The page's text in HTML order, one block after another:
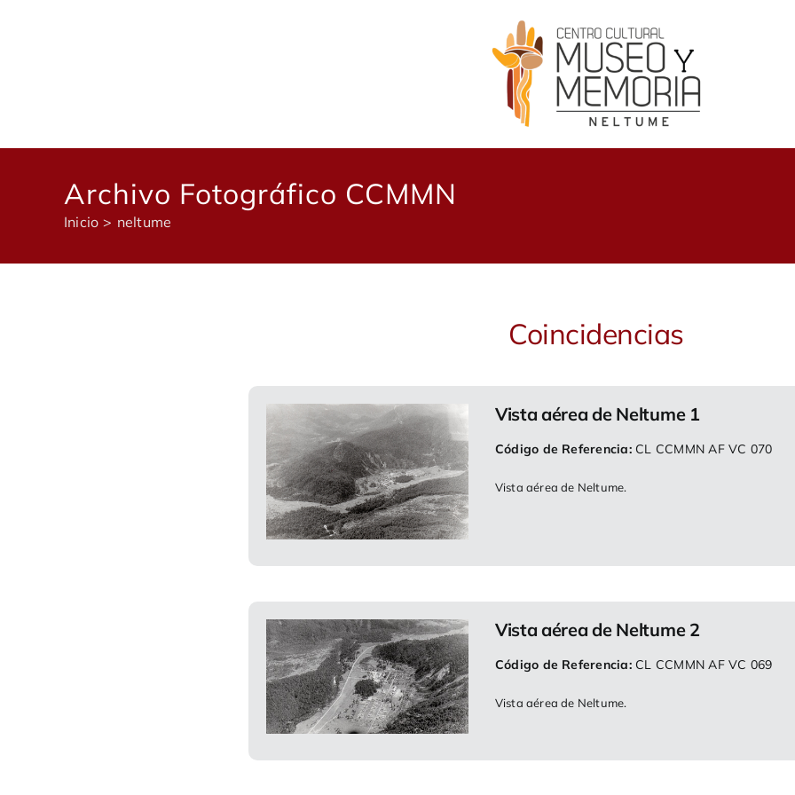
Archivo Fotográfico CCMMN
Inicio neltume
Coincidencias
Vista aérea de Neltume 1
Código de Referencia: CL CCMMN AF VC 070
Vista aérea de Neltume.
Vista aérea de Neltume 2
Código de Referencia: CL CCMMN AF VC 069
Vista aérea de Neltume.